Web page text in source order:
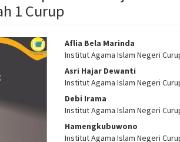
1 Curup
Main
Article
Content
Aflia Bela Marinda
Institut Agama Islam Negeri
Asri Hajar Dewanti
Institut Agama Islam Negeri
Debi Irama
Institut Agama Islam Negeri
Hamengkubuwono
Institut Agama Islam Negeri